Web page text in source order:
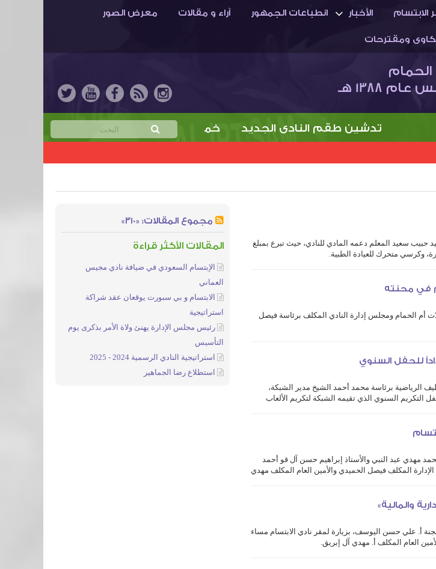
الابتسام الأخبار انطباعات الجمهور آراء و مقالات معرض الصور
ومقترحات
الحمام
1388 هـ
تدشين طقم النادي الجديد خمن نتيجة مباراة الابتسام والهدّاية واربح جائزة
مجموع المقالات: «310»
المقالات الأكثر قراءة
الإبتسام السعودي في ضيافة نادي مجيس
العماني
الابتسام و بي سبورت يوقعان عقد شراكة
استراتيجية
رئيس مجلس الإدارة يهنئ ولاة الأمر بذكرى يوم
التأسيس
استراتيجية النادي الرسمية 2024 - 2025
استطلاع رضا الجماهير
حبيب سعيد المعلم دعمه المادي للنادي، حيث تبرع بمبلغ
في محنته
أم الحمام ومجلس إدارة النادي المكلف برئاسة فيصل
للحفل السنوي
الرياضية برئاسة محمد أحمد الشيخ مدير الشبكة،
التكريم السنوي الذي تقيمه الشبكة لتكريم الألعاب
مهدي عبد النبي والأستاذ إبراهيم حسن آل قو أحمد
المكلف فيصل الحميدي والأمين العام المكلف مهدي
والمالية»
أ. علي حسن اليوسف، بزيارة لمقر نادي الابتسام مساء
العام المكلف أ. مهدي آل إبريق.